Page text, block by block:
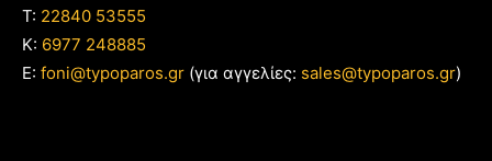
T: 22840 53555
Κ: 6977 248885
E: foni@typoparos.gr (για αγγελίες: sales@typoparos.gr)